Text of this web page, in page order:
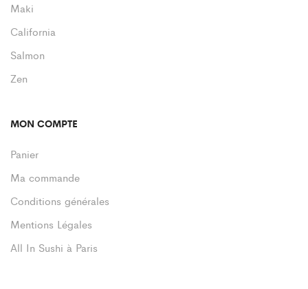
Maki
California
Salmon
Zen
MON COMPTE
Panier
Ma commande
Conditions générales
Mentions Légales
All In Sushi à Paris